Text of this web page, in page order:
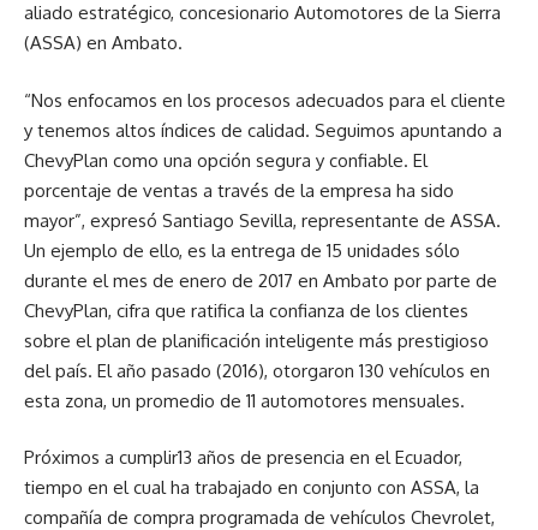
aliado estratégico, concesionario Automotores de la Sierra
(ASSA) en Ambato.
“Nos enfocamos en los procesos adecuados para el cliente
y tenemos altos índices de calidad. Seguimos apuntando a
ChevyPlan como una opción segura y confiable. El
porcentaje de ventas a través de la empresa ha sido
mayor”, expresó Santiago Sevilla, representante de ASSA.
Un ejemplo de ello, es la entrega de 15 unidades sólo
durante el mes de enero de 2017 en Ambato por parte de
ChevyPlan, cifra que ratifica la confianza de los clientes
sobre el plan de planificación inteligente más prestigioso
del país. El año pasado (2016), otorgaron 130 vehículos en
esta zona, un promedio de 11 automotores mensuales.
Próximos a cumplir13 años de presencia en el Ecuador,
tiempo en el cual ha trabajado en conjunto con ASSA, la
compañía de compra programada de vehículos Chevrolet,